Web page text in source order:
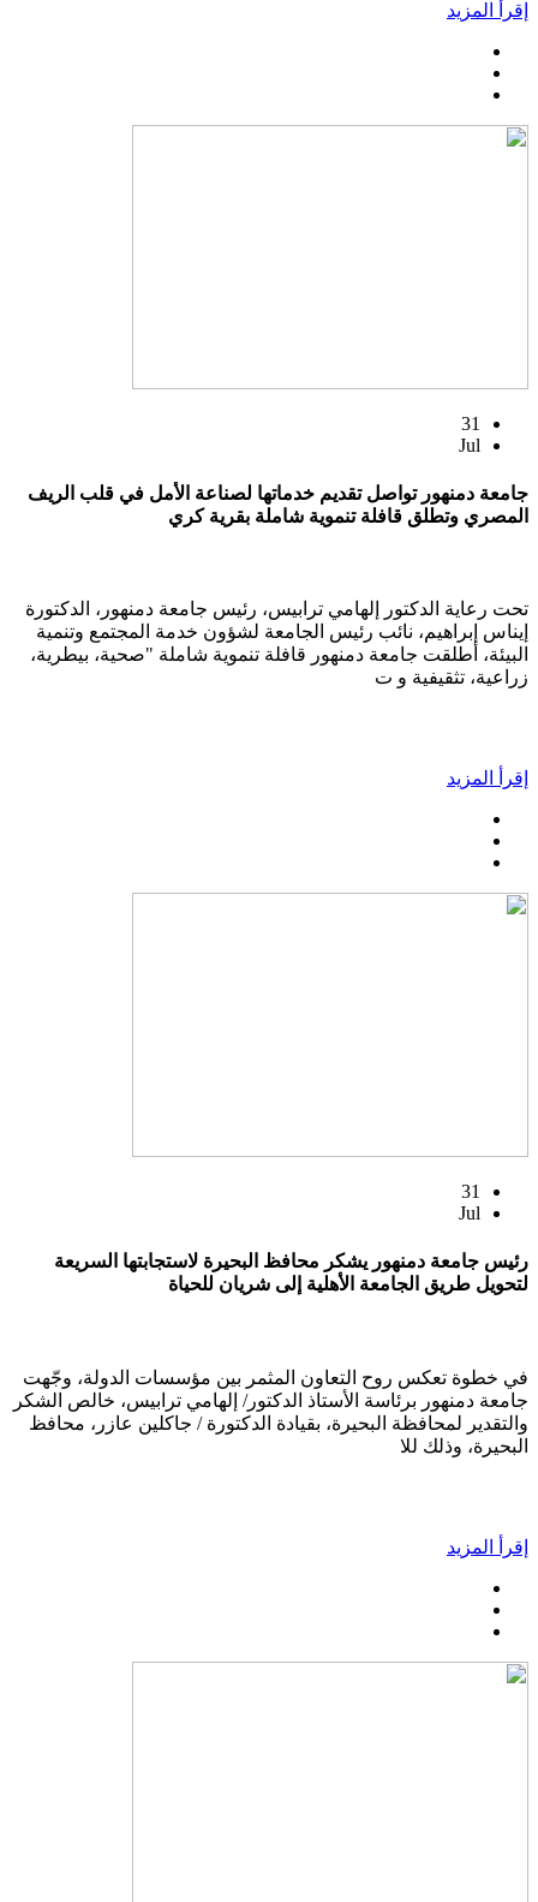
إقرأ المزيد
31
Jul
جامعة دمنهور تواصل تقديم خدماتها لصناعة الأمل في قلب الريف
المصري وتطلق قافلة تنموية شاملة بقرية كري
تحت رعاية الدكتور إلهامي ترابيس، رئيس جامعة دمنهور، الدكتورة
إيناس إبراهيم، نائب رئيس الجامعة لشؤون خدمة المجتمع وتنمية
البيئة، أطلقت جامعة دمنهور قافلة تنموية شاملة "صحية، بيطرية،
زراعية، تثقيفية و ت
إقرأ المزيد
31
Jul
رئيس جامعة دمنهور يشكر محافظ البحيرة لاستجابتها السريعة
لتحويل طريق الجامعة الأهلية إلى شريان للحياة
في خطوة تعكس روح التعاون المثمر بين مؤسسات الدولة، وجّهت
جامعة دمنهور برئاسة الأستاذ الدكتور/ إلهامي ترابيس، خالص الشكر
والتقدير لمحافظة البحيرة، بقيادة الدكتورة / جاكلين عازر، محافظ
البحيرة، وذلك للا
إقرأ المزيد